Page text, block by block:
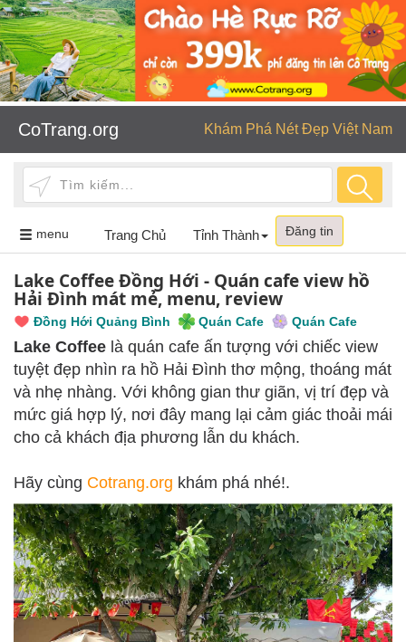
CoTrang.org Khám Phá Nét Đẹp Việt Nam
menu Toggle
navigation
Trang Chủ Tỉnh Thành Đăng tin
Lake Coffee Đồng Hới - Quán cafe view hồ
Hải Đình mát mẻ, menu, review
Đồng Hới Quảng Bình Quán Cafe Quán Cafe
Lake Coffee là quán cafe ấn tượng với chiếc view
tuyệt đẹp nhìn ra hồ Hải Đình thơ mộng, thoáng mát
và nhẹ nhàng. Với không gian thư giãn, vị trí đẹp và
mức giá hợp lý, nơi đây mang lại cảm giác thoải mái
cho cả khách địa phương lẫn du khách.
Hãy cùng Cotrang.org khám phá nhé!.